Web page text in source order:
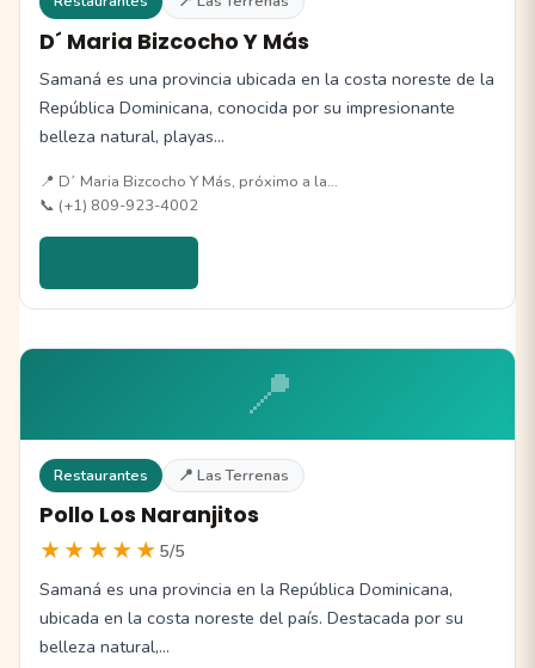
D´ Maria Bizcocho Y Más
Samaná es una provincia ubicada en la costa noreste de la
República Dominicana, conocida por su impresionante
belleza natural, playas…
📍 D´ Maria Bizcocho Y Más, próximo a la…
📞 (+1) 809-923-4002
📍
Restaurantes 📍 Las Terrenas
Pollo Los Naranjitos
★★★★★ 5/5
Samaná es una provincia en la República Dominicana,
ubicada en la costa noreste del país. Destacada por su
belleza natural,…